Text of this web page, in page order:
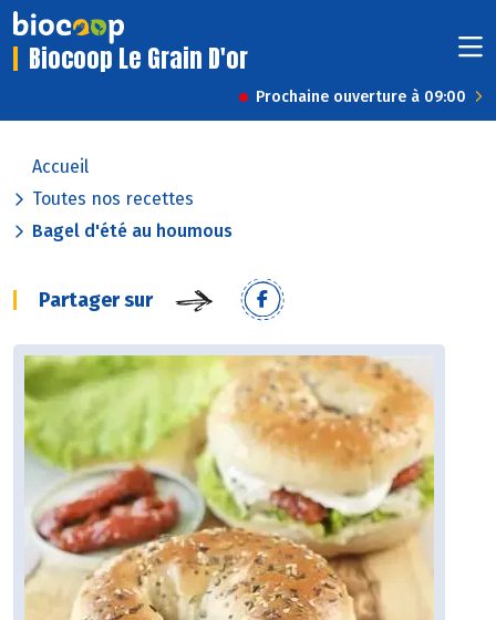
Biocoop Le Grain D'or
Prochaine ouverture à 09:00
Accueil
Toutes nos recettes
Bagel d'été au houmous
Partager sur